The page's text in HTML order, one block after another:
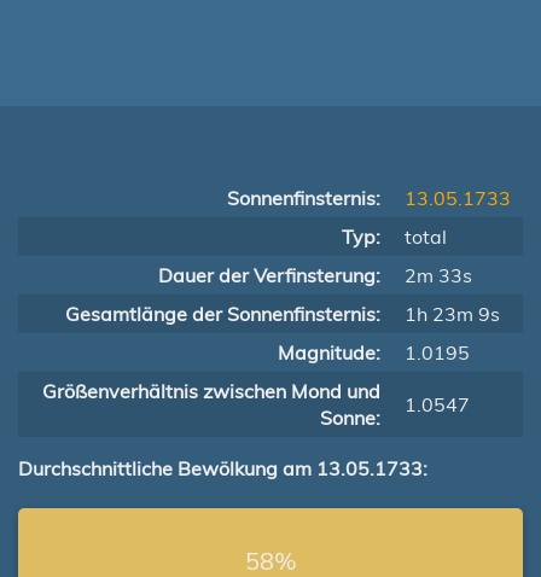
Sonnenfinsternis:
13.05.1733
Typ:
total
Dauer der Verfinsterung:
2m 33s
Gesamtlänge der Sonnenfinsternis:
1h 23m 9s
Magnitude:
1.0195
Größenverhältnis zwischen Mond und
Sonne:
1.0547
Durchschnittliche Bewölkung am 13.05.1733:
58%